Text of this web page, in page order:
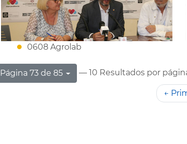
0608 Agrolab
Página 73 de 85 — 10 Resultados por
←